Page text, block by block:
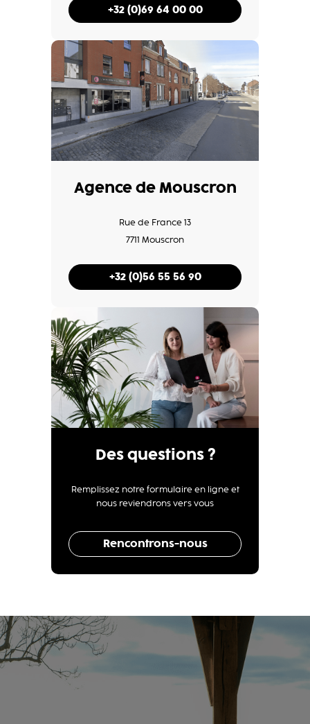
+32 (0)69 64 00 00
Agence de Mouscron
Rue de France 13
7711 Mouscron
+32 (0)56 55 56 90
Des questions ?
Remplissez notre formulaire en ligne et
nous reviendrons vers vous
Rencontrons-nous